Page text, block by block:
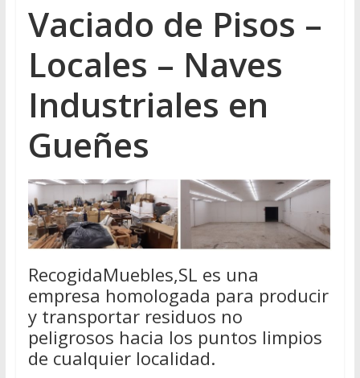
Vaciado de Pisos –
Locales – Naves
Industriales en
Gueñes
RecogidaMuebles,SL es una
empresa homologada para producir
y transportar residuos no
peligrosos hacia los puntos limpios
de cualquier localidad.